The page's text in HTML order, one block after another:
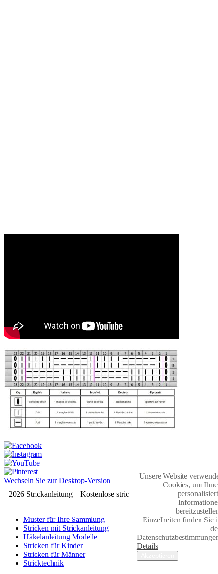
Wechseln Sie zur Desktop-Version
2026 Strickanleitung – Kostenlose strickmuster
Muster für Ihre Sammlung
Stricken mit Strickanleitung
Häkelanleitung Modelle
Stricken für Kinder
Stricken für Männer
Stricktechnik
Unsere Website
Cookies, um
Einzelheiten finden Sie
Details